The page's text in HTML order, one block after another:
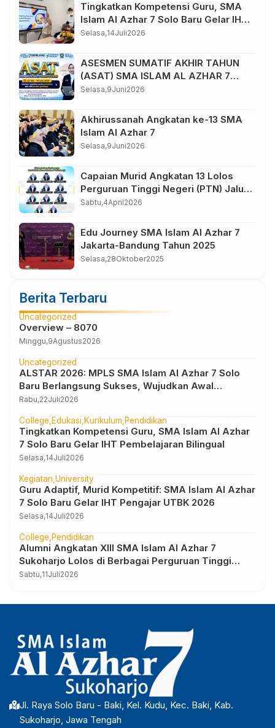
Tingkatkan Kompetensi Guru, SMA
Islam Al Azhar 7 Solo Baru Gelar IHT
Pembelajaran Bilingual
Selasa,14Juli2026
ASESMEN SUMATIF AKHIR TAHUN
(ASAT) SMA ISLAM AL AZHAR 7
TAHUN AJARAN 2025/2026
Selasa,9Juni2026
Akhirussanah Angkatan ke-13 SMA
Islam Al Azhar 7
Selasa,9Juni2026
Capaian Murid Angkatan 13 Lolos
Perguruan Tinggi Negeri (PTN) Jalur
Seleksi Nasional Berdasarkan
Sabtu,4April2026
Edu Journey SMA Islam Al Azhar 7
Jakarta-Bandung Tahun 2025
Selasa,28Oktober2025
Berita Terbaru
Uncategorized
Overview – 8070
Minggu,9Agustus2026
Uncategorized
ALSTAR 2026: MPLS SMA Islam Al Azhar 7 Solo
Baru Berlangsung Sukses, Wujudkan Awal
Perjalanan Peserta Didik yang Berkarakter
Rabu,22Juli2026
College Edukasi Kurikulum Pendidikan
Tingkatkan Kompetensi Guru, SMA Islam Al Azhar
7 Solo Baru Gelar IHT Pembelajaran Bilingual
Selasa,14Juli2026
Kegiatan University
Guru Adaptif, Murid Kompetitif: SMA Islam Al Azhar
7 Solo Baru Gelar IHT Pengajar UTBK 2026
Selasa,14Juli2026
College Pendidikan
Alumni Angkatan XIII SMA Islam Al Azhar 7
Sukoharjo Lolos di Berbagai Perguruan Tinggi
Negeri dan Luar Negeri
Sabtu,11Juli2026
Jl. Raya Solo Baru - Baki, Kel. Kudu, Kec. Baki, Kab.
Sukoharjo, Jawa Tengah